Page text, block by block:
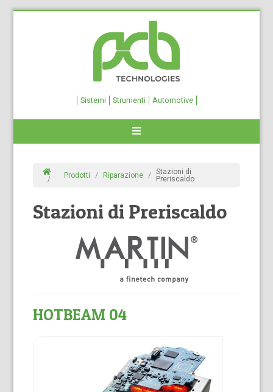
Sistemi Strumenti Automotive
Prodotti Riparazione
Stazioni di
Preriscaldo
Stazioni di Preriscaldo
HOTBEAM 04